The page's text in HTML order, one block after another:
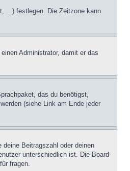
...) festlegen. Die Zeitzone kann
Administrator, damit er das
das du benötigst,
(siehe Link am Ende jeder
Beitragszahl oder deinen
unterschiedlich ist. Die Board-
fragen.